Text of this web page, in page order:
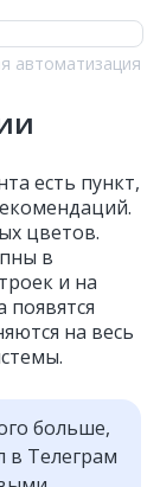
автоматизация
есть пункт,
цветов.
в
и на
на весь
больше,
в Телеграм